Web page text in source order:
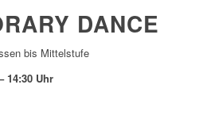
DANCE
bis Mittelstufe
14:30 Uhr